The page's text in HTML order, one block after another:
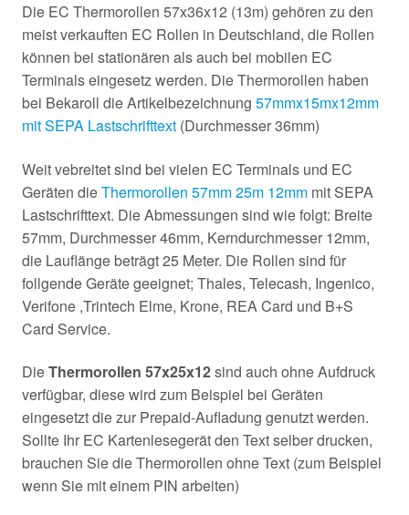
Die EC Thermorollen 57x36x12 (13m) gehören zu den
meist verkauften EC Rollen in Deutschland, die Rollen
können bei stationären als auch bei mobilen EC
Terminals eingesetz werden. Die Thermorollen haben
bei Bekaroll die Artikelbezeichnung 57mmx15mx12mm
mit SEPA Lastschrifttext (Durchmesser 36mm)
Weit vebreitet sind bei vielen EC Terminals und EC
Geräten dieThermorollen 57mm 25m 12mm mit SEPA
Lastschrifttext. Die Abmessungen sind wie folgt: Breite
57mm, Durchmesser 46mm, Kerndurchmesser 12mm,
die Lauflänge beträgt 25 Meter. Die Rollen sind für
follgende Geräte geeignet; Thales, Telecash, Ingenico,
Verifone ,Trintech Elme, Krone, REA Card und B+S
Card Service.
DieThermorollen 57x25x12sind auch ohne Aufdruck
verfügbar, diese wird zum Beispiel bei Geräten
eingesetzt die zur Prepaid-Aufladung genutzt werden.
Sollte Ihr EC Kartenlesegerät den Text selber drucken,
brauchen Sie die Thermorollen ohne Text (zum Beispiel
wenn Sie mit einem PIN arbeiten)